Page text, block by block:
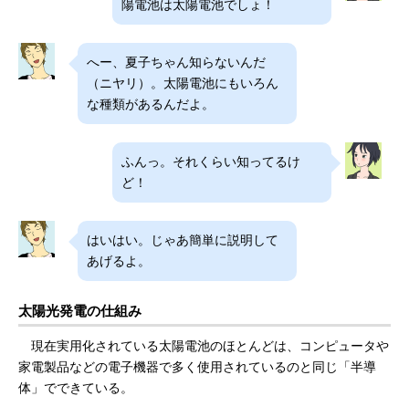
陽電池は太陽電池でしょ！
へー、夏子ちゃん知らないんだ
（ニヤリ）。太陽電池にもいろん
な種類があるんだよ。
ふんっ。それくらい知ってるけ
ど！
はいはい。じゃあ簡単に説明して
あげるよ。
太陽光発電の仕組み
現在実用化されている太陽電池のほとんどは、コンピュータや
家電製品などの電子機器で多く使用されているのと同じ「半導
体」でできている。